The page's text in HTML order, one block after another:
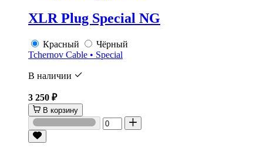
XLR Plug Special NG
Красный
Чёрный
Tchernov Cable • Special
В наличии
3 250 ₽
В корзину